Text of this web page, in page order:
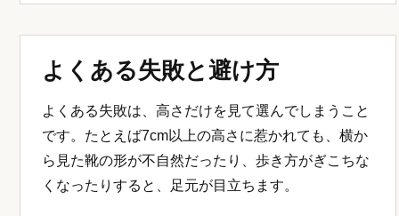
よくある失敗と避け方
よくある失敗は、高さだけを見て選んでしまうこと
です。たとえば7cm以上の高さに惹かれても、横か
ら見た靴の形が不自然だったり、歩き方がぎこちな
くなったりすると、足元が目立ちます。